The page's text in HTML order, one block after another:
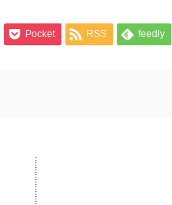
Pocket RSS feedly